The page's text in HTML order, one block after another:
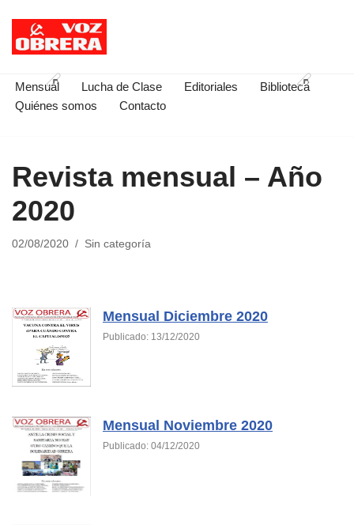
Saltar
contenido
Mensual Lucha de Clase Editoriales
Biblioteca
Quiénes somos
Contacto
Revista mensual – Año
2020
02/08/2020 Sin categoría
Mensual Diciembre 2020
Publicado: 13/12/2020
Mensual Noviembre 2020
Publicado: 04/12/2020